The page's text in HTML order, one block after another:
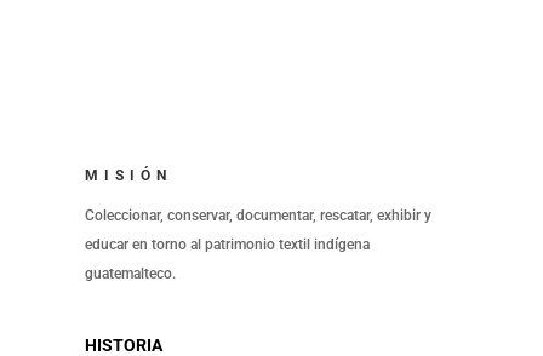
MISIÓN
Coleccionar, conservar, documentar, rescatar, exhibir y
educar en torno al patrimonio textil indígena
guatemalteco.
HISTORIA